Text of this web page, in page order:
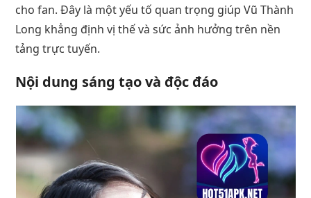
cho fan. Đây là một yếu tố quan trọng giúp Vũ Thành
Long khẳng định vị thế và sức ảnh hưởng trên nền
tảng trực tuyến.
Nội dung sáng tạo và độc đáo